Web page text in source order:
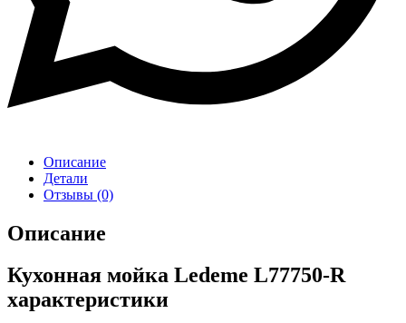
Описание
Детали
Отзывы (0)
Описание
Кухонная мойка Ledeme L77750-R
характеристики